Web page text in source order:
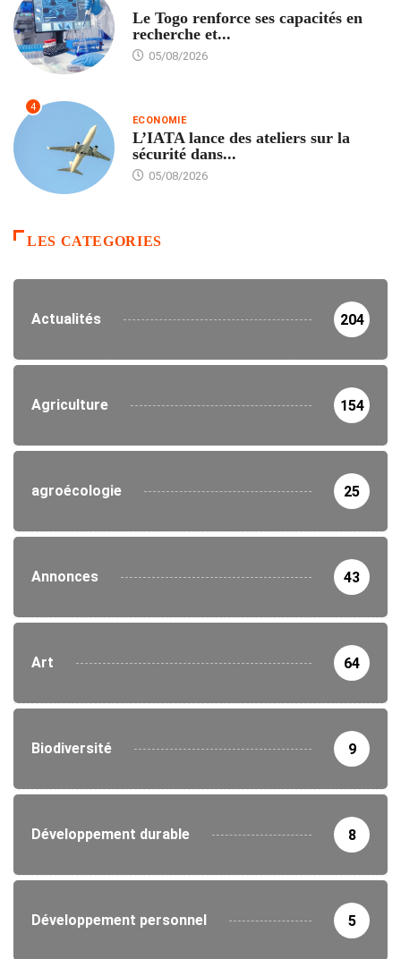
Le Togo renforce ses capacités en
recherche et...
05/08/2026
4
ECONOMIE
L’IATA lance des ateliers sur la
sécurité dans...
05/08/2026
LES CATEGORIES
Actualités 204
Agriculture 154
agroécologie 25
Annonces 43
Art 64
Biodiversité 9
Développement durable 8
Développement personnel 5